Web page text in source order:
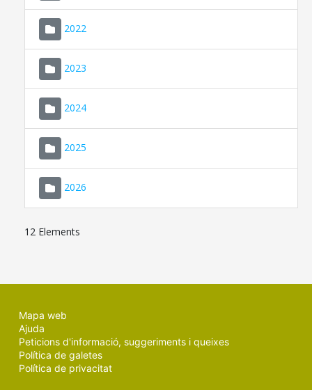
2022
2023
2024
2025
2026
12 Elements
Mapa web
Ajuda
Peticions d'informació, suggeriments i queixes
Política de galetes
Política de privacitat